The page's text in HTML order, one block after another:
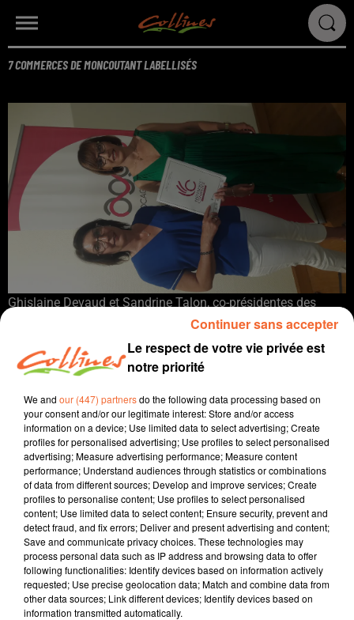
7 COMMERCES DE MONCOUTANT LABELLISÉS
Ghislaine Devaud et Sandrine Talon, co-présidentes des
Il valorise la qualité d'accueil et de service dans les
commerces de proximité.
TITRES DIFFUSÉS
21h30
21h30 21h27
21h27 21h23
21h23
Le respect de votre vie privée est
notre priorité
We and our (447) partnersdo the following data processing based on
your consent and/or our legitimate interest: Store and/or access
information on a device; Use limited data to select advertising; Create
profiles for personalised advertising; Use profiles to select personalised
advertising; Measure advertising performance; Measure content
performance; Understand audiences through statistics or combinations
of data from different sources; Develop and improve services; Create
profiles to personalise content; Use profiles to select personalised
content; Use limited data to select content; Ensure security, prevent and
detect fraud, and fix errors; Deliver and present advertising and content;
Save and communicate privacy choices. These technologies may
process personal data such as IP address and browsing data to offer
following functionalities: Identify devices based on information actively
requested; Use precise geolocation data; Match and combine data from
other data sources; Link different devices; Identify devices based on
information transmitted automatically.
Continuer sans accepter